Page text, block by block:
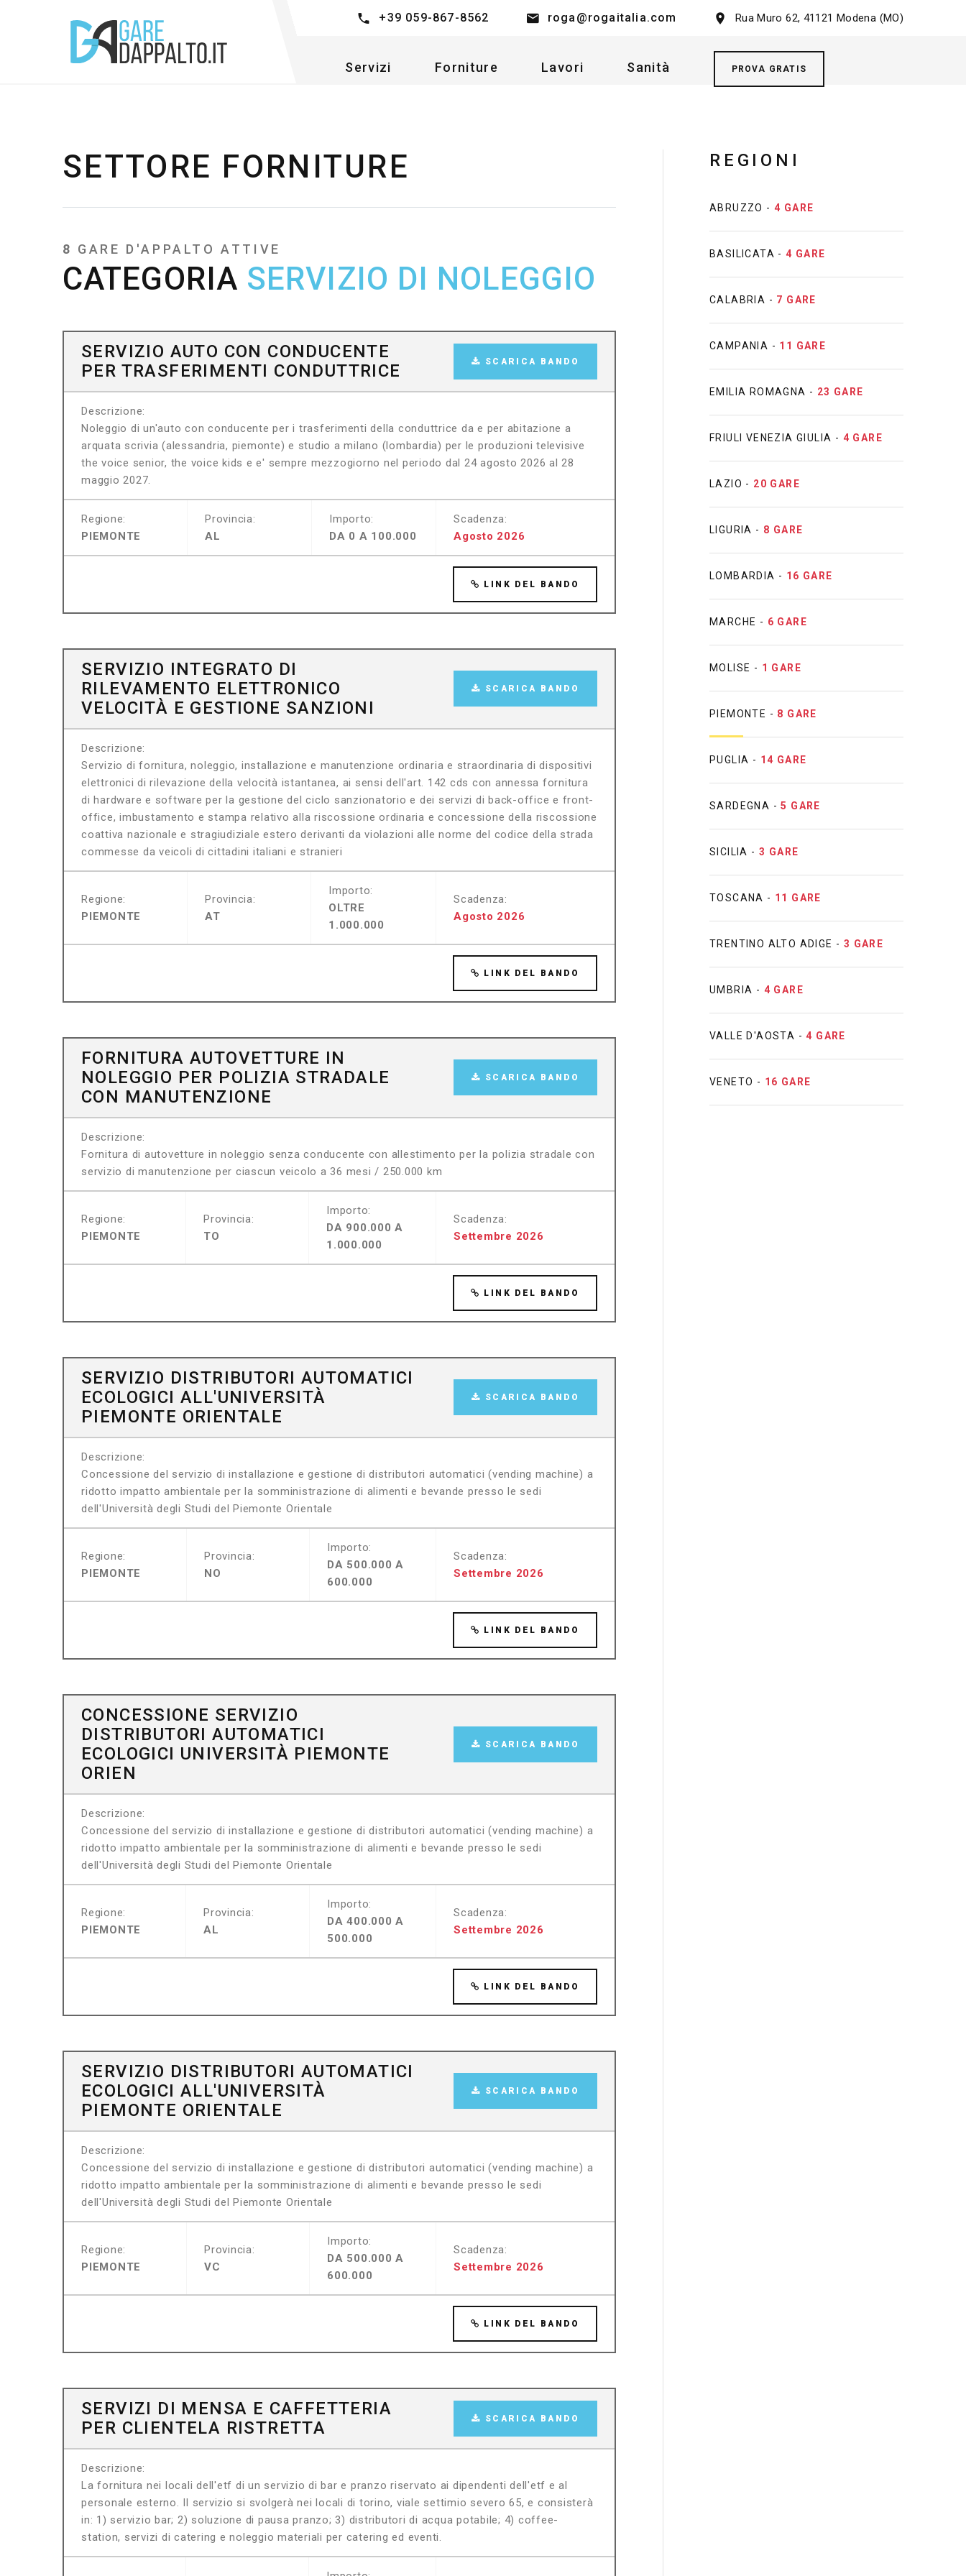
+39 059-867-8562 roga@rogaitalia.com Rua Muro 62, 41121 Modena (MO)
Servizi Forniture Lavori Sanità PROVA GRATIS
SETTORE FORNITURE
8 GARE D'APPALTO ATTIVE
CATEGORIA SERVIZIO DI NOLEGGIO
SERVIZIO AUTO CON CONDUCENTE
PER TRASFERIMENTI CONDUTTRICE
SCARICA BANDO
Descrizione:
Noleggio di un'auto con conducente per i trasferimenti della conduttrice da e per abitazione a
arquata scrivia (alessandria, piemonte) e studio a milano (lombardia) per le produzioni televisive
the voice senior, the voice kids e e' sempre mezzogiorno nel periodo dal 24 agosto 2026 al 28
maggio 2027.
Regione:
PIEMONTE
Provincia:
AL
Importo:
DA 0 A 100.000
Scadenza:
Agosto 2026
LINK DEL BANDO
SERVIZIO INTEGRATO DI
RILEVAMENTO ELETTRONICO
VELOCITÀ E GESTIONE SANZIONI
SCARICA BANDO
Descrizione:
Servizio di fornitura, noleggio, installazione e manutenzione ordinaria e straordinaria di dispositivi
elettronici di rilevazione della velocità istantanea, ai sensi dell'art. 142 cds con annessa fornitura
di hardware e software per la gestione del ciclo sanzionatorio e dei servizi di back-office e front-
office, imbustamento e stampa relativo alla riscossione ordinaria e concessione della riscossione
coattiva nazionale e stragiudiziale estero derivanti da violazioni alle norme del codice della strada
commesse da veicoli di cittadini italiani e stranieri
Regione:
PIEMONTE
Provincia:
AT
Importo:
OLTRE
1.000.000
Scadenza:
Agosto 2026
LINK DEL BANDO
FORNITURA AUTOVETTURE IN
NOLEGGIO PER POLIZIA STRADALE
CON MANUTENZIONE
SCARICA BANDO
Descrizione:
Fornitura di autovetture in noleggio senza conducente con allestimento per la polizia stradale con
servizio di manutenzione per ciascun veicolo a 36 mesi / 250.000 km
Regione:
PIEMONTE
Provincia:
TO
Importo:
DA 900.000 A
1.000.000
Scadenza:
Settembre 2026
LINK DEL BANDO
SERVIZIO DISTRIBUTORI AUTOMATICI
ECOLOGICI ALL'UNIVERSITÀ
PIEMONTE ORIENTALE
SCARICA BANDO
Descrizione:
Concessione del servizio di installazione e gestione di distributori automatici (vending machine) a
ridotto impatto ambientale per la somministrazione di alimenti e bevande presso le sedi
dell'Università degli Studi del Piemonte Orientale
Regione:
PIEMONTE
Provincia:
NO
Importo:
DA 500.000 A
600.000
Scadenza:
Settembre 2026
LINK DEL BANDO
CONCESSIONE SERVIZIO
DISTRIBUTORI AUTOMATICI
ECOLOGICI UNIVERSITÀ PIEMONTE
ORIEN
SCARICA BANDO
Descrizione:
Concessione del servizio di installazione e gestione di distributori automatici (vending machine) a
ridotto impatto ambientale per la somministrazione di alimenti e bevande presso le sedi
dell'Università degli Studi del Piemonte Orientale
Regione:
PIEMONTE
Provincia:
AL
Importo:
DA 400.000 A
500.000
Scadenza:
Settembre 2026
LINK DEL BANDO
SERVIZIO DISTRIBUTORI AUTOMATICI
ECOLOGICI ALL'UNIVERSITÀ
PIEMONTE ORIENTALE
SCARICA BANDO
Descrizione:
Concessione del servizio di installazione e gestione di distributori automatici (vending machine) a
ridotto impatto ambientale per la somministrazione di alimenti e bevande presso le sedi
dell'Università degli Studi del Piemonte Orientale
Regione:
PIEMONTE
Provincia:
VC
Importo:
DA 500.000 A
600.000
Scadenza:
Settembre 2026
LINK DEL BANDO
SERVIZI DI MENSA E CAFFETTERIA
PER CLIENTELA RISTRETTA
SCARICA BANDO
Descrizione:
La fornitura nei locali dell'etf di un servizio di bar e pranzo riservato ai dipendenti dell'etf e al
personale esterno. Il servizio si svolgerà nei locali di torino, viale settimio severo 65, e consisterà
in: 1) servizio bar; 2) soluzione di pausa pranzo; 3) distributori di acqua potabile; 4) coffee-
station, servizi di catering e noleggio materiali per catering ed eventi.
REGIONI
ABRUZZO - 4 GARE
BASILICATA -4 GARE
CALABRIA - 7 GARE
CAMPANIA - 11 GARE
EMILIA ROMAGNA - 23 GARE
FRIULI VENEZIA GIULIA - 4 GARE
LAZIO - 20 GARE
LIGURIA - 8 GARE
LOMBARDIA - 16 GARE
MARCHE - 6 GARE
MOLISE - 1 GARE
PIEMONTE - 8 GARE
PUGLIA - 14 GARE
SARDEGNA -5 GARE
SICILIA - 3 GARE
TOSCANA - 11 GARE
TRENTINO ALTO ADIGE - 3 GARE
UMBRIA - 4 GARE
VALLE D'AOSTA -4 GARE
VENETO - 16 GARE